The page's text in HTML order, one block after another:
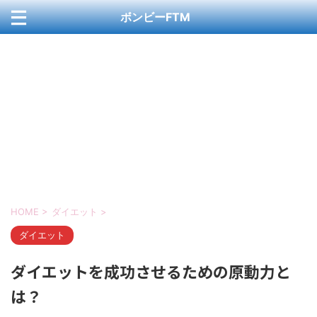
ボンビーFTM
HOME > ダイエット >
ダイエット
ダイエットを成功させるための原動力と
は？